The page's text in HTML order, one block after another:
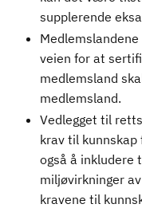
supplerende
veien for at
medlemsland
medlemsland.
Vedlegget til
krav til
også å inkludere
miljøvirkninger
kravene til